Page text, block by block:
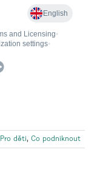
Pro děti, Co podniknout